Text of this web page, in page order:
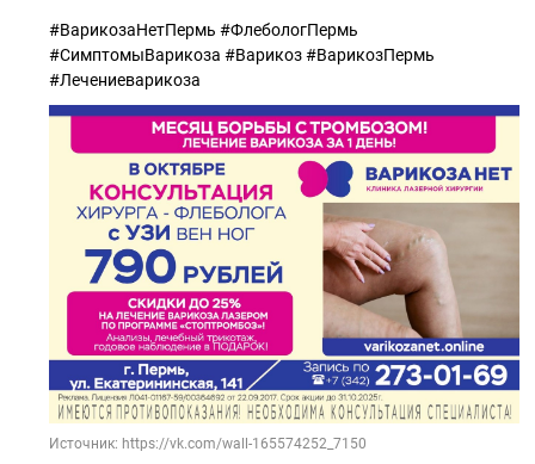
#ВарикозаНетПермь #ФлебологПермь
#СимптомыВарикоза #Варикоз #ВарикозПермь
#Лечениеварикоза
Источник: https://vk.com/wall-165574252_7150